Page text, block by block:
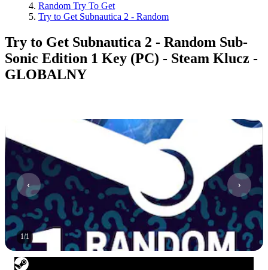
Random Try To Get
Try to Get Subnautica 2 - Random
Try to Get Subnautica 2 - Random Sub-
Sonic Edition 1 Key (PC) - Steam Klucz -
GLOBALNY
1/1